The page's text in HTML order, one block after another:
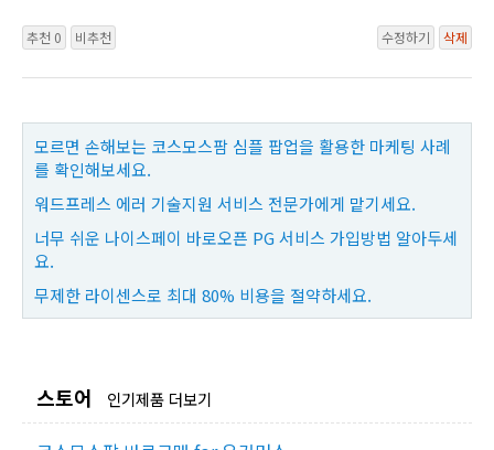
추천 0 비추천 수정하기 삭제
모르면 손해보는 코스모스팜 심플 팝업을 활용한 마케팅 사례
를 확인해보세요.
워드프레스 에러 기술지원 서비스 전문가에게 맡기세요.
너무 쉬운 나이스페이 바로오픈 PG 서비스 가입방법 알아두세
요.
무제한 라이센스로 최대 80% 비용을 절약하세요.
스토어 인기제품 더보기